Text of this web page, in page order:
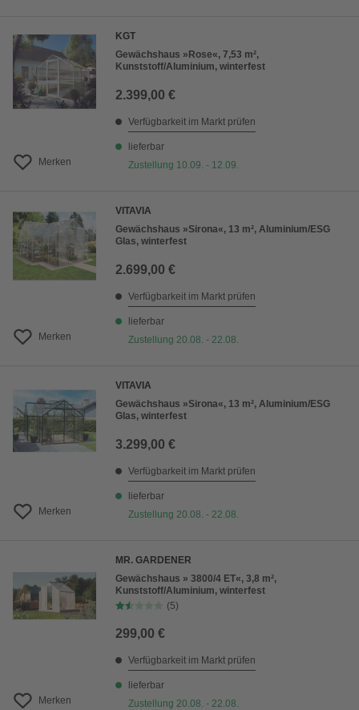
Merken
KGT
Gewächshaus »Rose«, 7,53 m²,
Kunststoff/Aluminium, winterfest
2.399,00 €
Verfügbarkeit im Markt prüfen
lieferbar
Zustellung 10.09. - 12.09.
Merken
VITAVIA
Gewächshaus »Sirona«, 13 m², Aluminium/ESG
Glas, winterfest
2.699,00 €
Verfügbarkeit im Markt prüfen
lieferbar
Zustellung 20.08. - 22.08.
Merken
VITAVIA
Gewächshaus »Sirona«, 13 m², Aluminium/ESG
Glas, winterfest
3.299,00 €
Verfügbarkeit im Markt prüfen
lieferbar
Zustellung 20.08. - 22.08.
Merken
MR. GARDENER
Gewächshaus » 3800/4 ET«, 3,8 m²,
Kunststoff/Aluminium, winterfest
(5)
299,00 €
Verfügbarkeit im Markt prüfen
lieferbar
Zustellung 20.08. - 22.08.